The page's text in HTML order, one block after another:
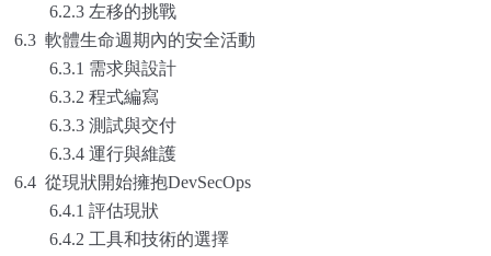
6.2.3 左移的挑戰
6.3 軟體生命週期內的安全活動
6.3.1 需求與設計
6.3.2 程式編寫
6.3.3 測試與交付
6.3.4 運行與維護
6.4 從現狀開始擁抱DevSecOps
6.4.1 評估現狀
6.4.2 工具和技術的選擇